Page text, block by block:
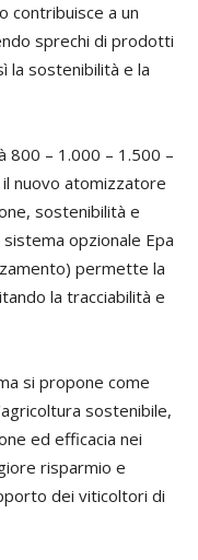
contribuisce a un
sprechi di prodotti
la sostenibilità e la
800 – 1.000 – 1.500 –
nuovo atomizzatore
sostenibilità e
opzionale Epa
permette la
la tracciabilità e
si propone come
sostenibile,
ed efficacia nei
risparmio e
dei viticoltori di